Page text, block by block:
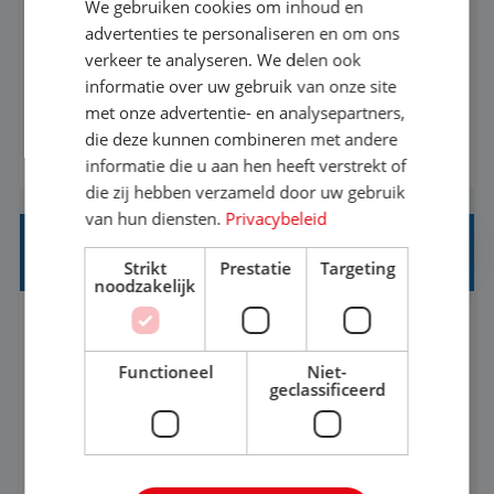
Met jouw ervaring in de reisbranche of
achtergrond in toerisme ben je klaar voor de
volgende stap. Vanaf je stoel reis je de hele
wereld over en speel je moeiteloos in op de
wensen van je team, je klant en wat er in de
reiswereld gebeurt. Met je enthousiasme weet je
klanten te overtuigen om die droomreis te
boeken! ...
BEKIJK VACATURE
REISADVISEUR ALLROUND
Aalsmeer, Noord-Holland, Nederland
33-36 uur
MBO
Een vakantie plannen is het leukste dat er is. Of
het nu voor jezelf is, of voor een ander: jij vindt
We gebruiken cookies om inhoud en
advertenties te personaliseren en om ons
verkeer te analyseren. We delen ook
informatie over uw gebruik van onze site
met onze advertentie- en analysepartners,
die deze kunnen combineren met andere
informatie die u aan hen heeft verstrekt of
die zij hebben verzameld door uw gebruik
van hun diensten. Privacybeleid
Strikt
noodzakelijk
Prestatie Targeting
Functioneel
Niet-
geclassificeerd